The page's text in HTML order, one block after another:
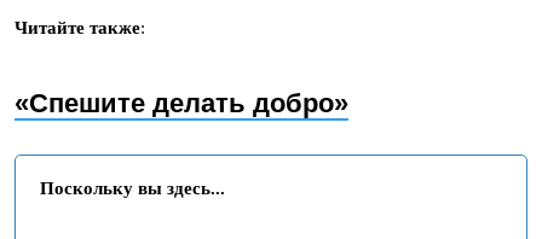
Читайте также:
«Спешите делать добро»
Поскольку вы здесь...